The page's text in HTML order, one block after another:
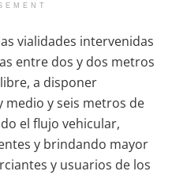
vialidades intervenidas
entre dos y dos metros
a disponer
y seis metros de
el flujo vehicular,
y brindando mayor
y usuarios de los